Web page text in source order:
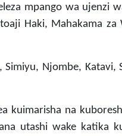
mpango wa ujenzi
Haki, Mahakama za
Njombe, Katavi,
kuimarisha na
utashi wake katika